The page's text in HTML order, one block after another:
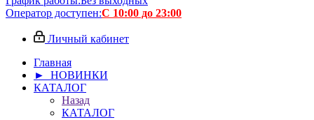
Оператор доступен:С 10:00 до 23:00
Личный кабинет
Главная
► НОВИНКИ
КАТАЛОГ
Назад
КАТАЛОГ